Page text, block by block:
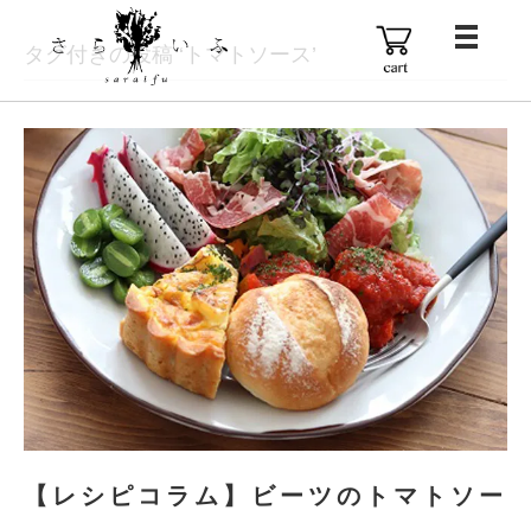
タグ付きの投稿 ‘トマトソース’
【レシピコラム】ビーツのトマトソー